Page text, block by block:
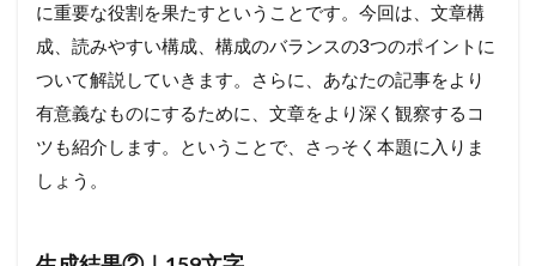
に重要な役割を果たすということです。今回は、文章構
成、読みやすい構成、構成のバランスの3つのポイントに
ついて解説していきます。さらに、あなたの記事をより
有意義なものにするために、文章をより深く観察するコ
ツも紹介します。ということで、さっそく本題に入りま
しょう。